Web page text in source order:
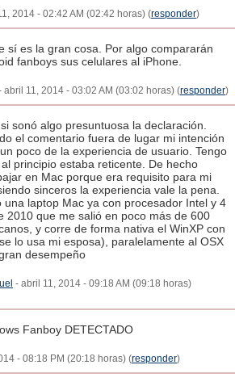
2014 - 02:42 AM (02:42 horas) (responder)
sí es la gran cosa. Por algo compararán
fanboys sus celulares al iPhone.
abril 11, 2014 - 03:02 AM (03:02 horas) (responder)
sonó algo presuntuosa la declaración.
el comentario fuera de lugar mi intención
poco de la experiencia de usuario. Tengo
principio estaba reticente. De hecho
en Mac porque era requisito para mi
sinceros la experiencia vale la pena.
una laptop Mac ya con procesador Intel y 4
2010 que me salió en poco más de 600
y corre de forma nativa el WinXP con
lo usa mi esposa), paralelamente al OSX
desempeño
- abril 11, 2014 - 09:18 AM (09:18 horas)
Fanboy DETECTADO
- 08:18 PM (20:18 horas) (responder)